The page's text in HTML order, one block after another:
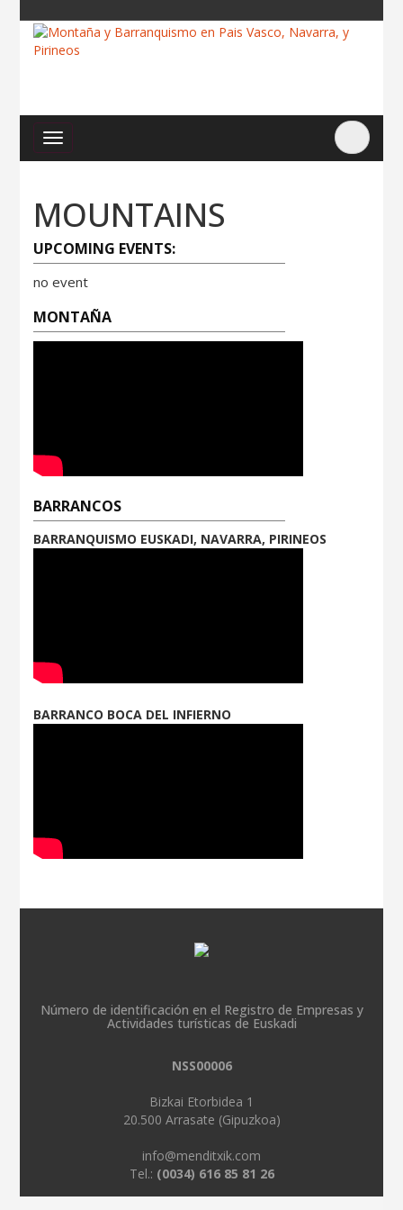
MOUNTAINS
UPCOMING EVENTS:
no event
MONTAÑA
BARRANCOS
BARRANQUISMO EUSKADI, NAVARRA, PIRINEOS
BARRANCO BOCA DEL INFIERNO
Número de identificación en el Registro de Empresas y
Actividades turísticas de Euskadi
NSS00006
Bizkai Etorbidea 1
20.500 Arrasate (Gipuzkoa)
info@menditxik.com
Tel.: (0034) 616 85 81 26